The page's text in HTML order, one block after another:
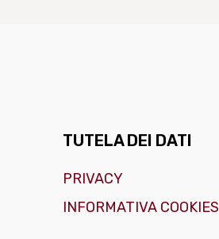
TUTELA DEI DATI
PRIVACY
INFORMATIVA COOKIES